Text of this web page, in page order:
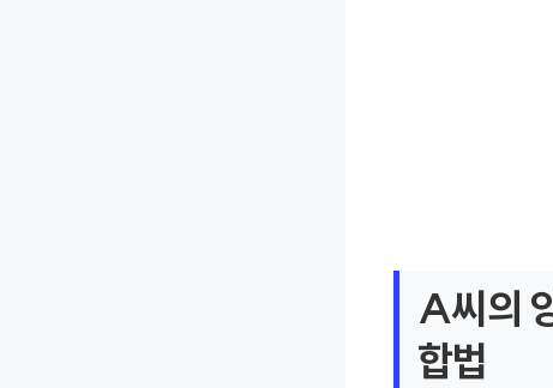
A씨의
합법